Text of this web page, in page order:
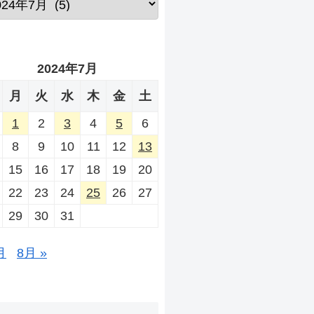
2024年7月
月
火 水 木 金
土
1
2 3 4 5
6
8
9 10 11 12
13
15
16 17 18 19
20
22
23 24 25 26
27
29
30 31
8月 »